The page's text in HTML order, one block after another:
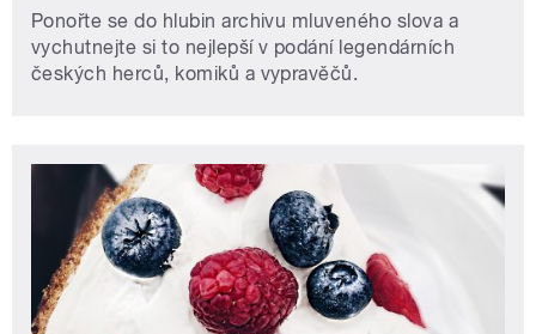
Ponořte se do hlubin archivu mluveného slova a
vychutnejte si to nejlepší v podání legendárních
českých herců, komiků a vypravěčů.